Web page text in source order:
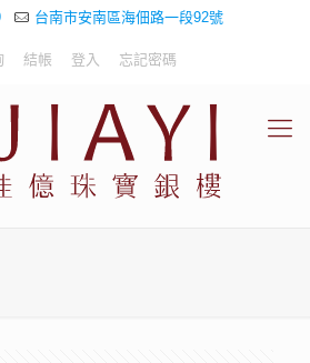
台南市安南區海佃路一段92號
結帳 登入 忘記密碼